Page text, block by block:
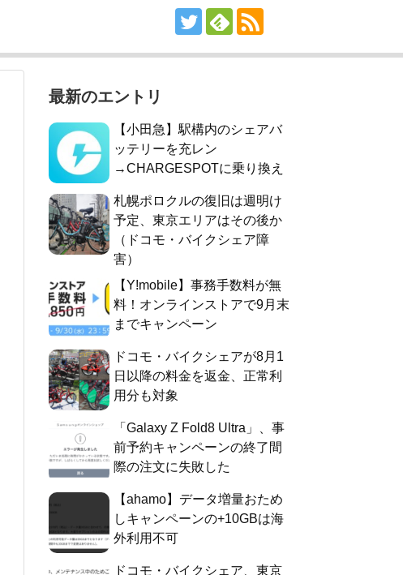
最新のエントリ
【小田急】駅構内のシェアバ
ッテリーを充レン
→CHARGESPOTに乗り換え
札幌ポロクルの復旧は週明け
予定、東京エリアはその後か
（ドコモ・バイクシェア障
害）
【Y!mobile】事務手数料が無
料！オンラインストアで9月末
までキャンペーン
ドコモ・バイクシェアが8月1
日以降の料金を返金、正常利
用分も対象
「Galaxy Z Fold8 Ultra」、事
前予約キャンペーンの終了間
際の注文に失敗した
【ahamo】データ増量おため
しキャンペーンの+10GBは海
外利用不可
ドコモ・バイクシェア、東京